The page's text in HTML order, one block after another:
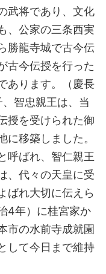
武将であり、文化
、公家の三条西実
勝龍寺城で古今伝
古今伝授を行った
あります。（慶長
智忠親王は、当
授を受けられた御
に移築しました。
呼ばれ、智仁親王
、代々の天皇に受
ばれ大切に伝えら
4年）に桂宮家か
市の水前寺成就園
して今日まで維持